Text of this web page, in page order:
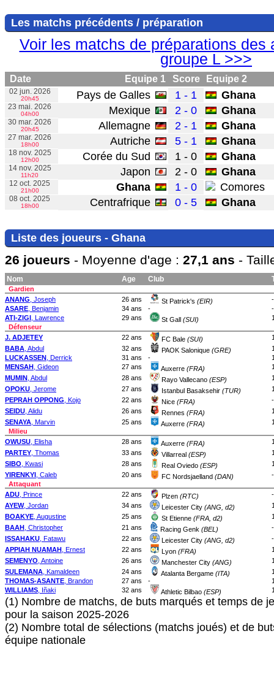
Les matchs précédents / préparation
Voir les matchs de préparations des
groupe L >>>
Date Equipe 1 Score Equipe 2
02 jun. 2026
20h45 Pays de Galles 1 - 1 Ghana
23 mai. 2026
04h00 Mexique 2 - 0 Ghana
30 mar. 2026
20h45 Allemagne 2 - 1 Ghana
27 mar. 2026
18h00 Autriche 5 - 1 Ghana
18 nov. 2025
12h00 Corée du Sud 1 - 0 Ghana
14 nov. 2025
11h20 Japon 2 - 0 Ghana
12 oct. 2025
21h00 Ghana 1 - 0 Comores
08 oct. 2025
18h00 Centrafrique 0 - 5 Ghana
Liste des joueurs - Ghana
26 joueurs - Moyenne d'age : 27,1 ans -
Nom Age Club
Gardien
ANANG , Joseph 26 ans St Patrick's (EIR)
-
ASARE , Benjamin 34 ans -
-
ATI-ZIGI , Lawrence 29 ans St Gall (SUI)
Défenseur
J. ADJETEY
22 ans FC Bale (SUI)
BABA , Abdul 32 ans PAOK Salonique (GRE)
LUCKASSEN , Derrick 31 ans -
MENSAH , Gideon 27 ans Auxerre (FRA)
MUMIN , Abdul 28 ans Rayo Vallecano (ESP)
OPOKU , Jerome 27 ans Istanbul Basaksehir (TUR)
PEPRAH OPPONG , Kojo 22 ans Nice (FRA)
-
SEIDU , Alidu 26 ans Rennes (FRA)
SENAYA , Marvin 25 ans Auxerre (FRA)
Milieu
OWUSU , Elisha 28 ans Auxerre (FRA)
PARTEY , Thomas 33 ans Villarreal (ESP)
SIBO , Kwasi 28 ans Real Oviedo (ESP)
YIRENKYI , Caleb 20 ans FC Nordsjaelland (DAN)
-
Attaquant
ADU , Prince 22 ans Plzen (RTC)
-
AYEW, Jordan 34 ans Leicester City (ANG, d2)
BOAKYE , Augustine 25 ans St Etienne (FRA, d2)
BAAH , Christopher 21 ans Racing Genk (BEL)
-
ISSAHAKU , Fatawu 22 ans Leicester City (ANG, d2)
-
APPIAH NUAMAH , Ernest 22 ans Lyon (FRA)
SEMENYO , Antoine 26 ans Manchester City (ANG)
SULEMANA , Kamaldeen 24 ans Atalanta Bergame (ITA)
THOMAS-ASANTE , Brandon 27 ans -
WILLIAMS , Iñaki 32 ans Athletic Bilbao (ESP)
(1) Nombre de matchs, de buts marqués et temps de
pour la saison 2025-2026
(2) Nombre total de sélections (matchs joués) et de
équipe nationale